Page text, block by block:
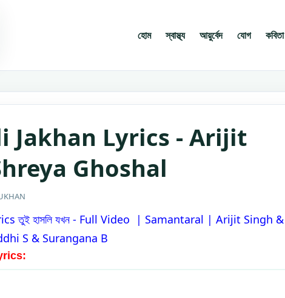
হোম স্বাস্থ্য আয়ুর্বেদ যোগ কবিতা
Jakhan Lyrics - Arijit
Ghoshal
তুই হাসলি যখন - Full Video | Samantaral | Arijit Singh &
S & Surangana B